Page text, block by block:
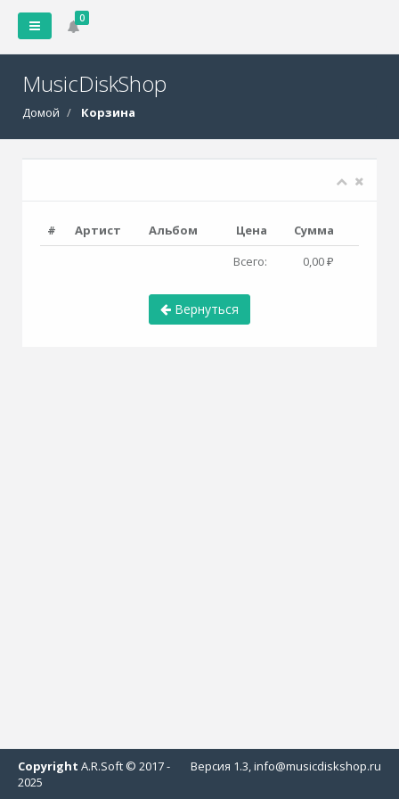
0
MusicDiskShop
Домой Корзина
# Артист Альбом Цена
Сумма
Всего:
0,00 ₽
Вернуться
Версия 1.3, info@musicdiskshop.ru
Copyright A.R.Soft © 2017 -
2025